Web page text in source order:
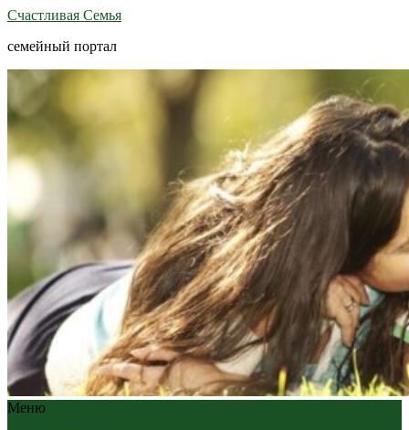
Счастливая Семья
семейный портал
Меню